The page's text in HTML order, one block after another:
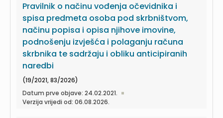
Pravilnik o načinu vođenja očevidnika i
spisa predmeta osoba pod skrbništvom,
načinu popisa i opisa njihove imovine,
podnošenju izvješća i polaganju računa
skrbnika te sadržaju i obliku anticipiranih
naredbi
(19/2021, 83/2026)
Datum prve objave: 24.02.2021.
Verzija vrijedi od: 06.08.2026.